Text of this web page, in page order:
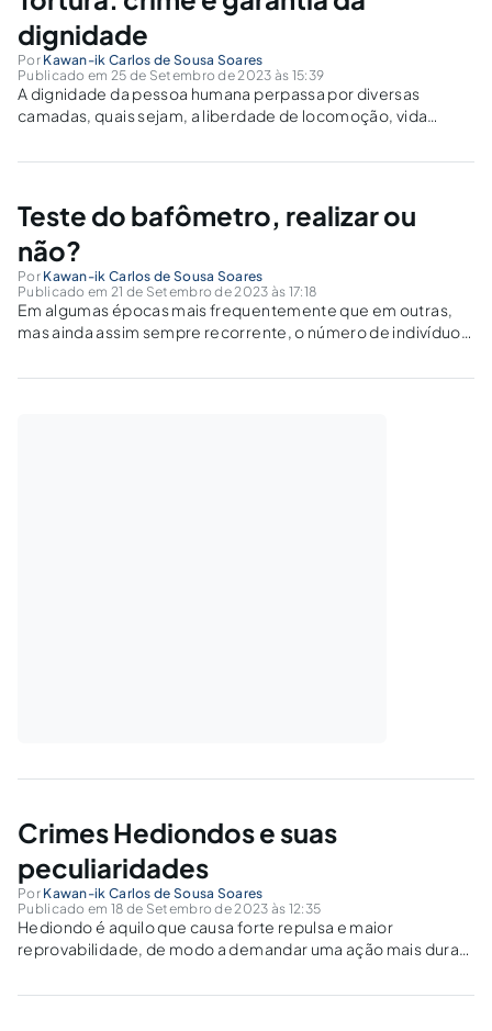
dignidade
Por Kawan-ik Carlos de Sousa Soares
Publicado em 25 de Setembro de 2023 às 15:39
A dignidade da pessoa humana perpassa por diversas
camadas, quais sejam, a liberdade de locomoção, vida
preservá-la o ordenamento jurídico possui um emaranhado
Teste do bafômetro, realizar ou
não?
Por Kawan-ik Carlos de Sousa Soares
Publicado em 21 de Setembro de 2023 às 17:18
Em algumas épocas mais frequentemente que em outras,
mas ainda assim sempre recorrente, o número de indivíduos
mesmo com as constantes campanhas de conscientização.
Crimes Hediondos e suas
peculiaridades
Por Kawan-ik Carlos de Sousa Soares
Publicado em 18 de Setembro de 2023 às 12:35
Hediondo é aquilo que causa forte repulsa e maior
reprovabilidade, de modo a demandar uma ação mais dura
causada naturalmente por um tipo penal, seja pelas